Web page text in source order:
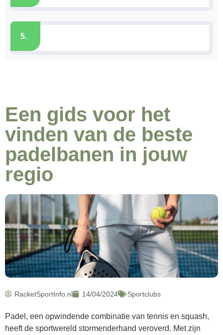
5.
Een gids voor het
vinden van de beste
padelbanen in jouw
regio
RacketSportInfo.nl 14/04/2024 Sportclubs
Padel, een opwindende combinatie van tennis en squash,
heeft de sportwereld stormenderhand veroverd. Met zijn